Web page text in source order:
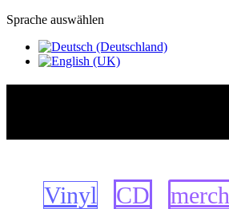
Sprache auswählen
Vinyl CD merch